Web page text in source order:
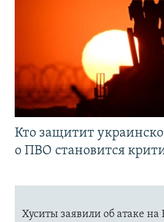
Кто защитит
о ПВО становится